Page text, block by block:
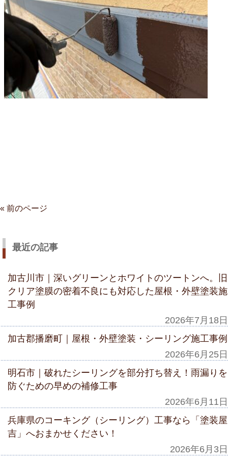
« 前のページ
最近の記事
加古川市｜深いグリーンとホワイトのツートンへ。旧
クリア塗膜の密着不良にも対応した屋根・外壁塗装施
工事例
2026年7月18日
加古郡播磨町｜屋根・外壁塗装・シーリング施工事例
2026年6月25日
明石市｜破れたシーリングを部分打ち替え！雨漏りを
防ぐための早めの補修工事
2026年6月11日
兵庫県のコーキング（シーリング）工事なら「塗装屋
吉」へおまかせください！
2026年6月3日